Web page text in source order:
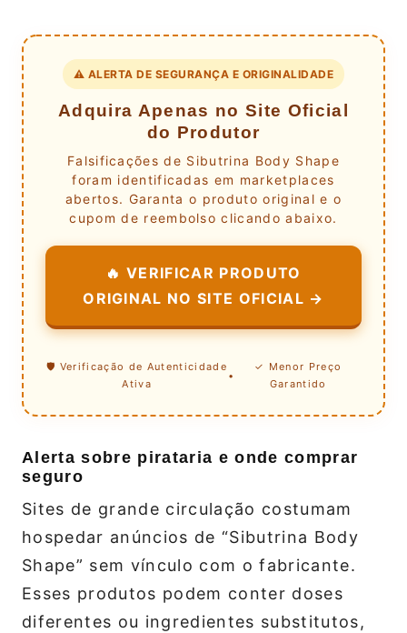
⚠️ ALERTA DE SEGURANÇA E ORIGINALIDADE
Adquira Apenas no Site Oficial
do Produtor
Falsificações de Sibutrina Body Shape
foram identificadas em marketplaces
abertos. Garanta o produto original e o
cupom de reembolso clicando abaixo.
🔥 VERIFICAR PRODUTO
ORIGINAL NO SITE OFICIAL →
🛡️ Verificação de Autenticidade
Ativa
•
✓ Menor Preço
Garantido
Alerta sobre pirataria e onde comprar
seguro
Sites de grande circulação costumam
hospedar anúncios de “Sibutrina Body
Shape” sem vínculo com o fabricante.
Esses produtos podem conter doses
diferentes ou ingredientes substitutos,